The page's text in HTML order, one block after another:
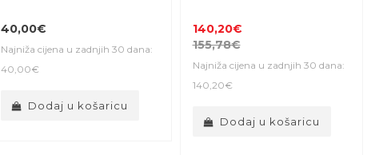
40,00€
Najniža cijena u zadnjih 30 dana:
40,00€
Dodaj u košaricu
140,20€
155,78€
Najniža cijena u zadnjih 30 dana:
140,20€
Dodaj u košaricu